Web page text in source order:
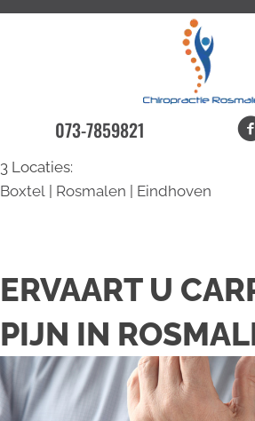
073-7859821
3 Locaties:
Boxtel
Rosmalen Eindhoven
ERVAART U
PIJN IN